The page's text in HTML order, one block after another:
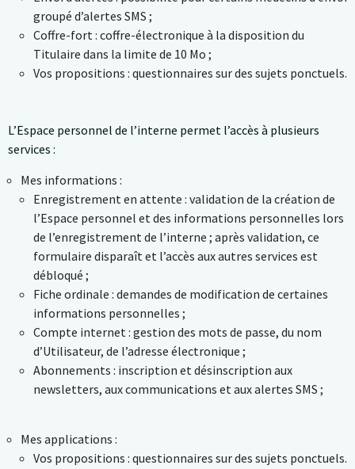
groupé d’alertes SMS ;
Coffre-fort : coffre-électronique à la disposition du
Titulaire dans la limite de 10 Mo ;
Vos propositions : questionnaires sur des sujets ponctuels.
L’Espace personnel de l’interne permet l’accès à plusieurs
services :
Enregistrement en attente : validation de la création de
l’Espace personnel et des informations personnelles lors
de l’enregistrement de l’interne ; après validation, ce
formulaire disparaît et l’accès aux autres services est
débloqué ;
Fiche ordinale : demandes de modification de certaines
informations personnelles ;
Compte internet : gestion des mots de passe, du nom
d’Utilisateur, de l’adresse électronique ;
Abonnements : inscription et désinscription aux
newsletters, aux communications et aux alertes SMS ;
Vos propositions : questionnaires sur des sujets ponctuels.